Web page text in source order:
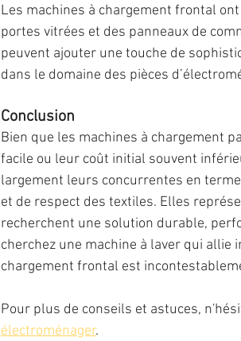
Les machines à chargement frontal
portes vitrées et des panneaux de
peuvent ajouter une touche de
dans le domaine des pièces
Conclusion
Bien que les machines à chargement
facile ou leur coût initial souvent
largement leurs concurrentes en
et de respect des textiles. Elles
recherchent une solution durable,
cherchez une machine à laver qui allie
chargement frontal est
Pour plus de conseils et astuces,
électroménager.